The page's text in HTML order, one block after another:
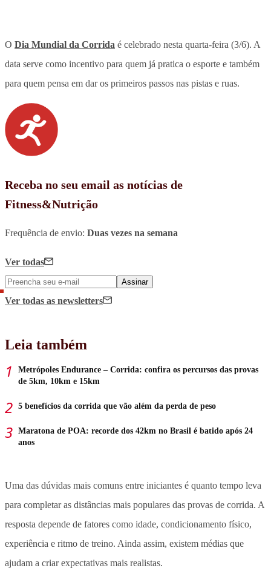
O Dia Mundial da Corrida é celebrado nesta quarta-feira (3/6). A
data serve como incentivo para quem já pratica o esporte e também
para quem pensa em dar os primeiros passos nas pistas e ruas.
Receba no seu email as notícias de
Fitness&Nutrição
Frequência de envio: Duas vezes na semana
Ver todas
Assinar
Ver todas as newsletters
Leia também
Metrópoles Endurance – Corrida: confira os percursos das provas
de 5km, 10km e 15km
5 benefícios da corrida que vão além da perda de peso
Maratona de POA: recorde dos 42km no Brasil é batido após 24
anos
Uma das dúvidas mais comuns entre iniciantes é quanto tempo leva
para completar as distâncias mais populares das provas de corrida. A
resposta depende de fatores como idade, condicionamento físico,
experiência e ritmo de treino. Ainda assim, existem médias que
ajudam a criar expectativas mais realistas.